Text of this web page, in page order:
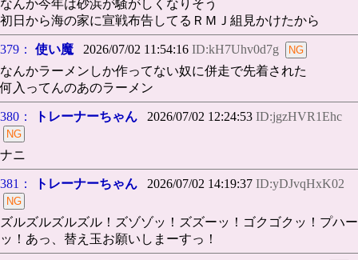
なんか今年は砂浜が騒がしくなりそう
初日から海の家に宣戦布告してるＲＭＪ組見かけたから
379： 使い魔 2026/07/02 11:54:16 ID:kH7Uhv0d7g
なんかラーメンしか作ってない奴に併走で先着された
何入ってんのあのラーメン
380： トレーナーちゃん 2026/07/02 12:24:53 ID:jgzHVR1Ehc
ナニ
381： トレーナーちゃん 2026/07/02 14:19:37 ID:yDJvqHxK02
ズルズルズルズル！ズゾゾッ！ズズーッ！ゴクゴクッ！プハー
ッ！あっ、替え玉お願いしまーすっ！